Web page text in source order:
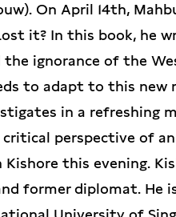
On April 14th,
it? In this book, he
the ignorance of the
to adapt to this new
in a refreshing
perspective of an
this evening.
former diplomat. He